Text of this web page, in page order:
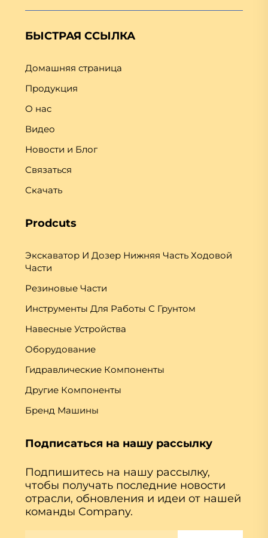
БЫСТРАЯ ССЫЛКА
Домашняя страница
Продукция
О нас
Видео
Новости и Блог
Связаться
Скачать
Prodcuts
Экскаватор И Дозер Нижняя Часть Ходовой
Части
Резиновые Части
Инструменты Для Работы С Грунтом
Навесные Устройства
Оборудование
Гидравлические Компоненты
Другие Компоненты
Бренд Машины
Подписаться на нашу рассылку
Подпишитесь на нашу рассылку,
чтобы получать последние новости
отрасли, обновления и идеи от нашей
команды Company.